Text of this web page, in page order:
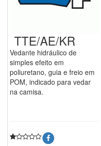
TTE/AE/KR
Vedante hidráulico de
simples efeito em
poliuretano, guia e freio em
POM, indicado para vedar
na camisa.